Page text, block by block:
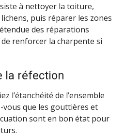
à nettoyer la toiture,
puis réparer les zones
des réparations
renforcer la charpente si
la réfection
l’étanchéité de l’ensemble
que les gouttières et
sont en bon état pour